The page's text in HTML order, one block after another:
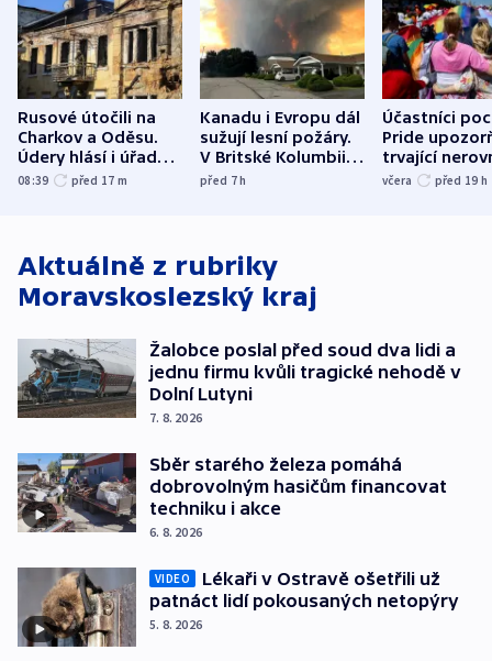
Rusové útočili na
Charkov a Oděsu.
Údery hlásí i úřady v
Bělgorodu
08:39 před 17 m
Kanadu i Evropu dál
sužují lesní požáry.
V Britské Kolumbii
evakuovali tisíce lidí
před 7h
Účastníci
Pride
trvající
včera před 19 h
Aktuálně z rubriky
Moravskoslezský kraj
Žalobce poslal před soud dva lidi a
jednu firmu kvůli tragické nehodě v
Dolní Lutyni
7. 8. 2026
Sběr starého železa pomáhá
dobrovolným hasičům financovat
techniku i akce
6. 8. 2026
VIDEO
Lékaři v Ostravě ošetřili už
patnáct lidí pokousaných netopýry
5. 8. 2026